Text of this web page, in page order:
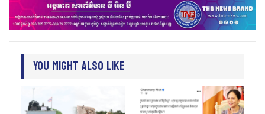
You Might Also Like